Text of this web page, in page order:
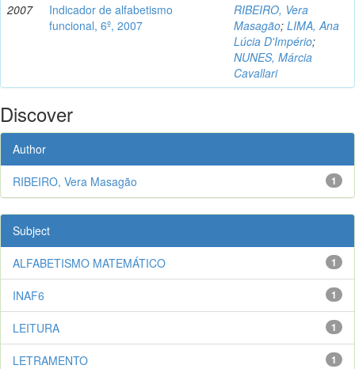
2007
Indicador de alfabetismo
funcional, 6º, 2007
RIBEIRO, Vera
Masagão; LIMA, Ana
Lúcia D'Império;
NUNES, Márcia
Cavallari
Discover
Author
1
RIBEIRO, Vera Masagão
Subject
1
ALFABETISMO MATEMÁTICO
1
INAF6
1
LEITURA
1
LETRAMENTO